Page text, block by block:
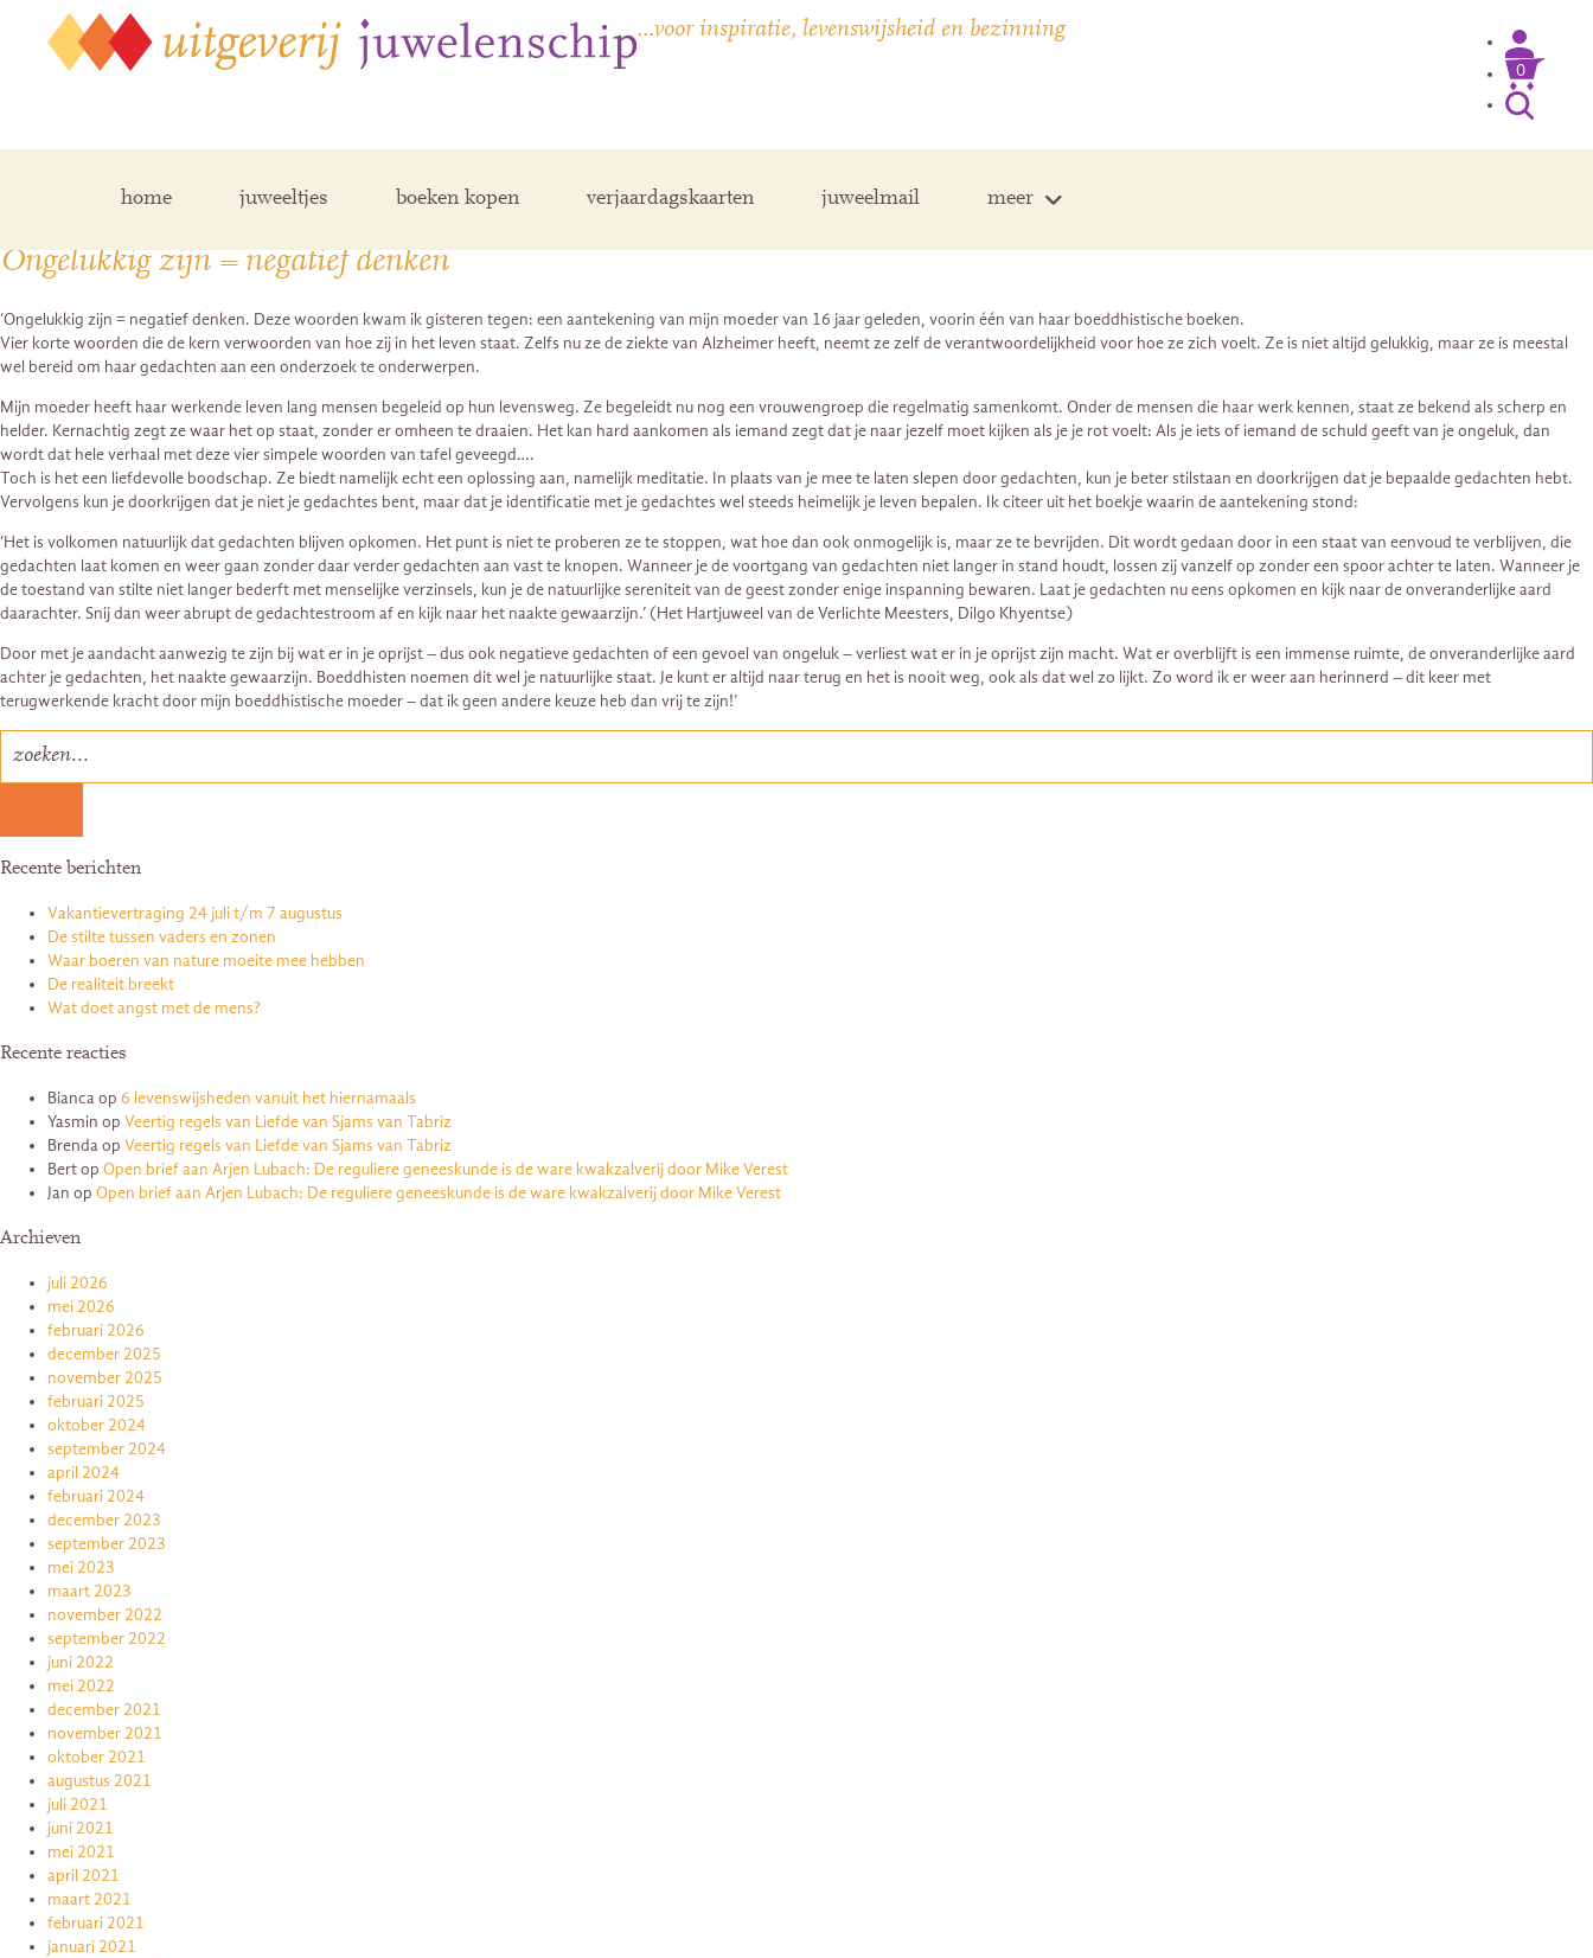
…voor inspiratie, levenswijsheid en bezinning
0
home juweeltjes boeken kopen verjaardagskaarten juweelmail meer
Posts Tagged ‘Dilgo Khyentse’
Ongelukkig zijn = negatief denken
‘Ongelukkig zijn = negatief denken. Deze woorden kwam ik gisteren tegen: een aantekening van mijn moeder van 16 jaar geleden, voorin één van haar boeddhistische boeken.
Vier korte woorden die de kern verwoorden van hoe zij in het leven staat. Zelfs nu ze de ziekte van Alzheimer heeft, neemt ze zelf de verantwoordelijkheid voor hoe ze zich voelt. Ze is niet altijd gelukkig, maar ze is meestal
wel bereid om haar gedachten aan een onderzoek te onderwerpen.
Mijn moeder heeft haar werkende leven lang mensen begeleid op hun levensweg. Ze begeleidt nu nog een vrouwengroep die regelmatig samenkomt. Onder de mensen die haar werk kennen, staat ze bekend als scherp en
helder. Kernachtig zegt ze waar het op staat, zonder er omheen te draaien. Het kan hard aankomen als iemand zegt dat je naar jezelf moet kijken als je je rot voelt: Als je iets of iemand de schuld geeft van je ongeluk, dan
wordt dat hele verhaal met deze vier simpele woorden van tafel geveegd….
Toch is het een liefdevolle boodschap. Ze biedt namelijk echt een oplossing aan, namelijk meditatie. In plaats van je mee te laten slepen door gedachten, kun je beter stilstaan en doorkrijgen dat je bepaalde gedachten hebt.
Vervolgens kun je doorkrijgen dat je niet je gedachtes bent, maar dat je identificatie met je gedachtes wel steeds heimelijk je leven bepalen. Ik citeer uit het boekje waarin de aantekening stond:
‘Het is volkomen natuurlijk dat gedachten blijven opkomen. Het punt is niet te proberen ze te stoppen, wat hoe dan ook onmogelijk is, maar ze te bevrijden. Dit wordt gedaan door in een staat van eenvoud te verblijven, die
gedachten laat komen en weer gaan zonder daar verder gedachten aan vast te knopen. Wanneer je de voortgang van gedachten niet langer in stand houdt, lossen zij vanzelf op zonder een spoor achter te laten. Wanneer je
de toestand van stilte niet langer bederft met menselijke verzinsels, kun je de natuurlijke sereniteit van de geest zonder enige inspanning bewaren. Laat je gedachten nu eens opkomen en kijk naar de onveranderlijke aard
daarachter. Snij dan weer abrupt de gedachtestroom af en kijk naar het naakte gewaarzijn.’ (Het Hartjuweel van de Verlichte Meesters, Dilgo Khyentse)
Door met je aandacht aanwezig te zijn bij wat er in je oprijst – dus ook negatieve gedachten of een gevoel van ongeluk – verliest wat er in je oprijst zijn macht. Wat er overblijft is een immense ruimte, de onveranderlijke aard
achter je gedachten, het naakte gewaarzijn. Boeddhisten noemen dit wel je natuurlijke staat. Je kunt er altijd naar terug en het is nooit weg, ook als dat wel zo lijkt. Zo word ik er weer aan herinnerd – dit keer met
terugwerkende kracht door mijn boeddhistische moeder – dat ik geen andere keuze heb dan vrij te zijn!’
Recente berichten
Vakantievertraging 24 juli t/m 7 augustus
De stilte tussen vaders en zonen
Waar boeren van nature moeite mee hebben
De realiteit breekt
Wat doet angst met de mens?
Recente reacties
Biancaop 6 levenswijsheden vanuit het hiernamaals
Yasmin op Veertig regels van Liefde van Sjams van Tabriz
Brendaop Veertig regels van Liefde van Sjams van Tabriz
Bertop Open brief aan Arjen Lubach: De reguliere geneeskunde is de ware kwakzalverij door Mike Verest
Jan op Open brief aan Arjen Lubach: De reguliere geneeskunde is de ware kwakzalverij door Mike Verest
Archieven
juli 2026
mei 2026
februari 2026
december 2025
november 2025
februari 2025
oktober 2024
september 2024
april 2024
februari 2024
december 2023
september 2023
mei 2023
maart 2023
november 2022
september 2022
juni 2022
mei 2022
december 2021
november 2021
oktober 2021
augustus 2021
juli 2021
juni 2021
mei 2021
april 2021
maart 2021
februari 2021
januari 2021